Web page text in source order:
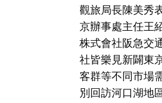
觀旅局長陳美秀
京辦事處主任王
株式會社阪急交
社皆樂見新闢東
客群等不同市場
別回訪河口湖地